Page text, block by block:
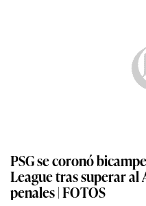
PSG se coronó
League tras superar al
penales | FOTOS